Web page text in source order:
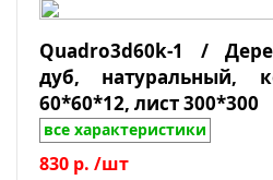
Малахитовый
Однотонный
Металл
Применение
Бассейны
Хамам, сауны
Ванная
Quadro3d60k-1 /
дуб, натуральный,
60*60*12, лист 300*300
все характеристики
830 р. /шт